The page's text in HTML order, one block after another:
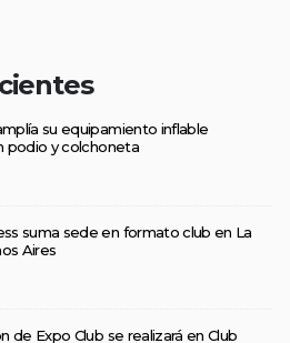
su equipamiento inflable
podio y colchoneta
suma sede en formato club en La
Aires
de Expo Club se realizará en Club